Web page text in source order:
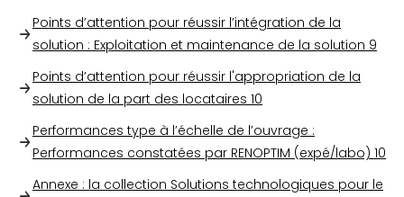
Points d’attention pour réussir l’intégration de la
solution : Exploitation et maintenance de la solution 9
Points d’attention pour réussir l'appropriation de la
solution de la part des locataires 10
Performances type à l’échelle de l’ouvrage :
Performances constatées par RENOPTIM (expé/labo) 10
Annexe : la collection Solutions technologiques pour le